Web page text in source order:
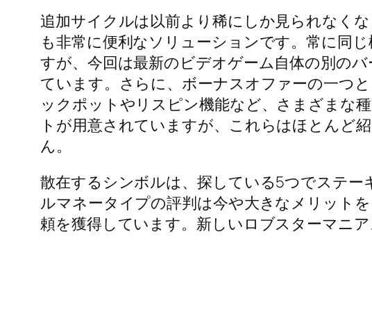
追加サイクルは以前より稀にしか見られなく
も非常に便利なソリューションです。常に同
すが、今回は最新のビデオゲーム自体の別の
ています。さらに、ボーナスオファーの一つ
ックポットやリスピン機能など、さまざまな
トが用意されていますが、これらはほとんど
ん。
散在するシンボルは、探している5つでステ
ルマネータイプの評判は今や大きなメリット
頼を獲得しています。新しいロブスターマニ